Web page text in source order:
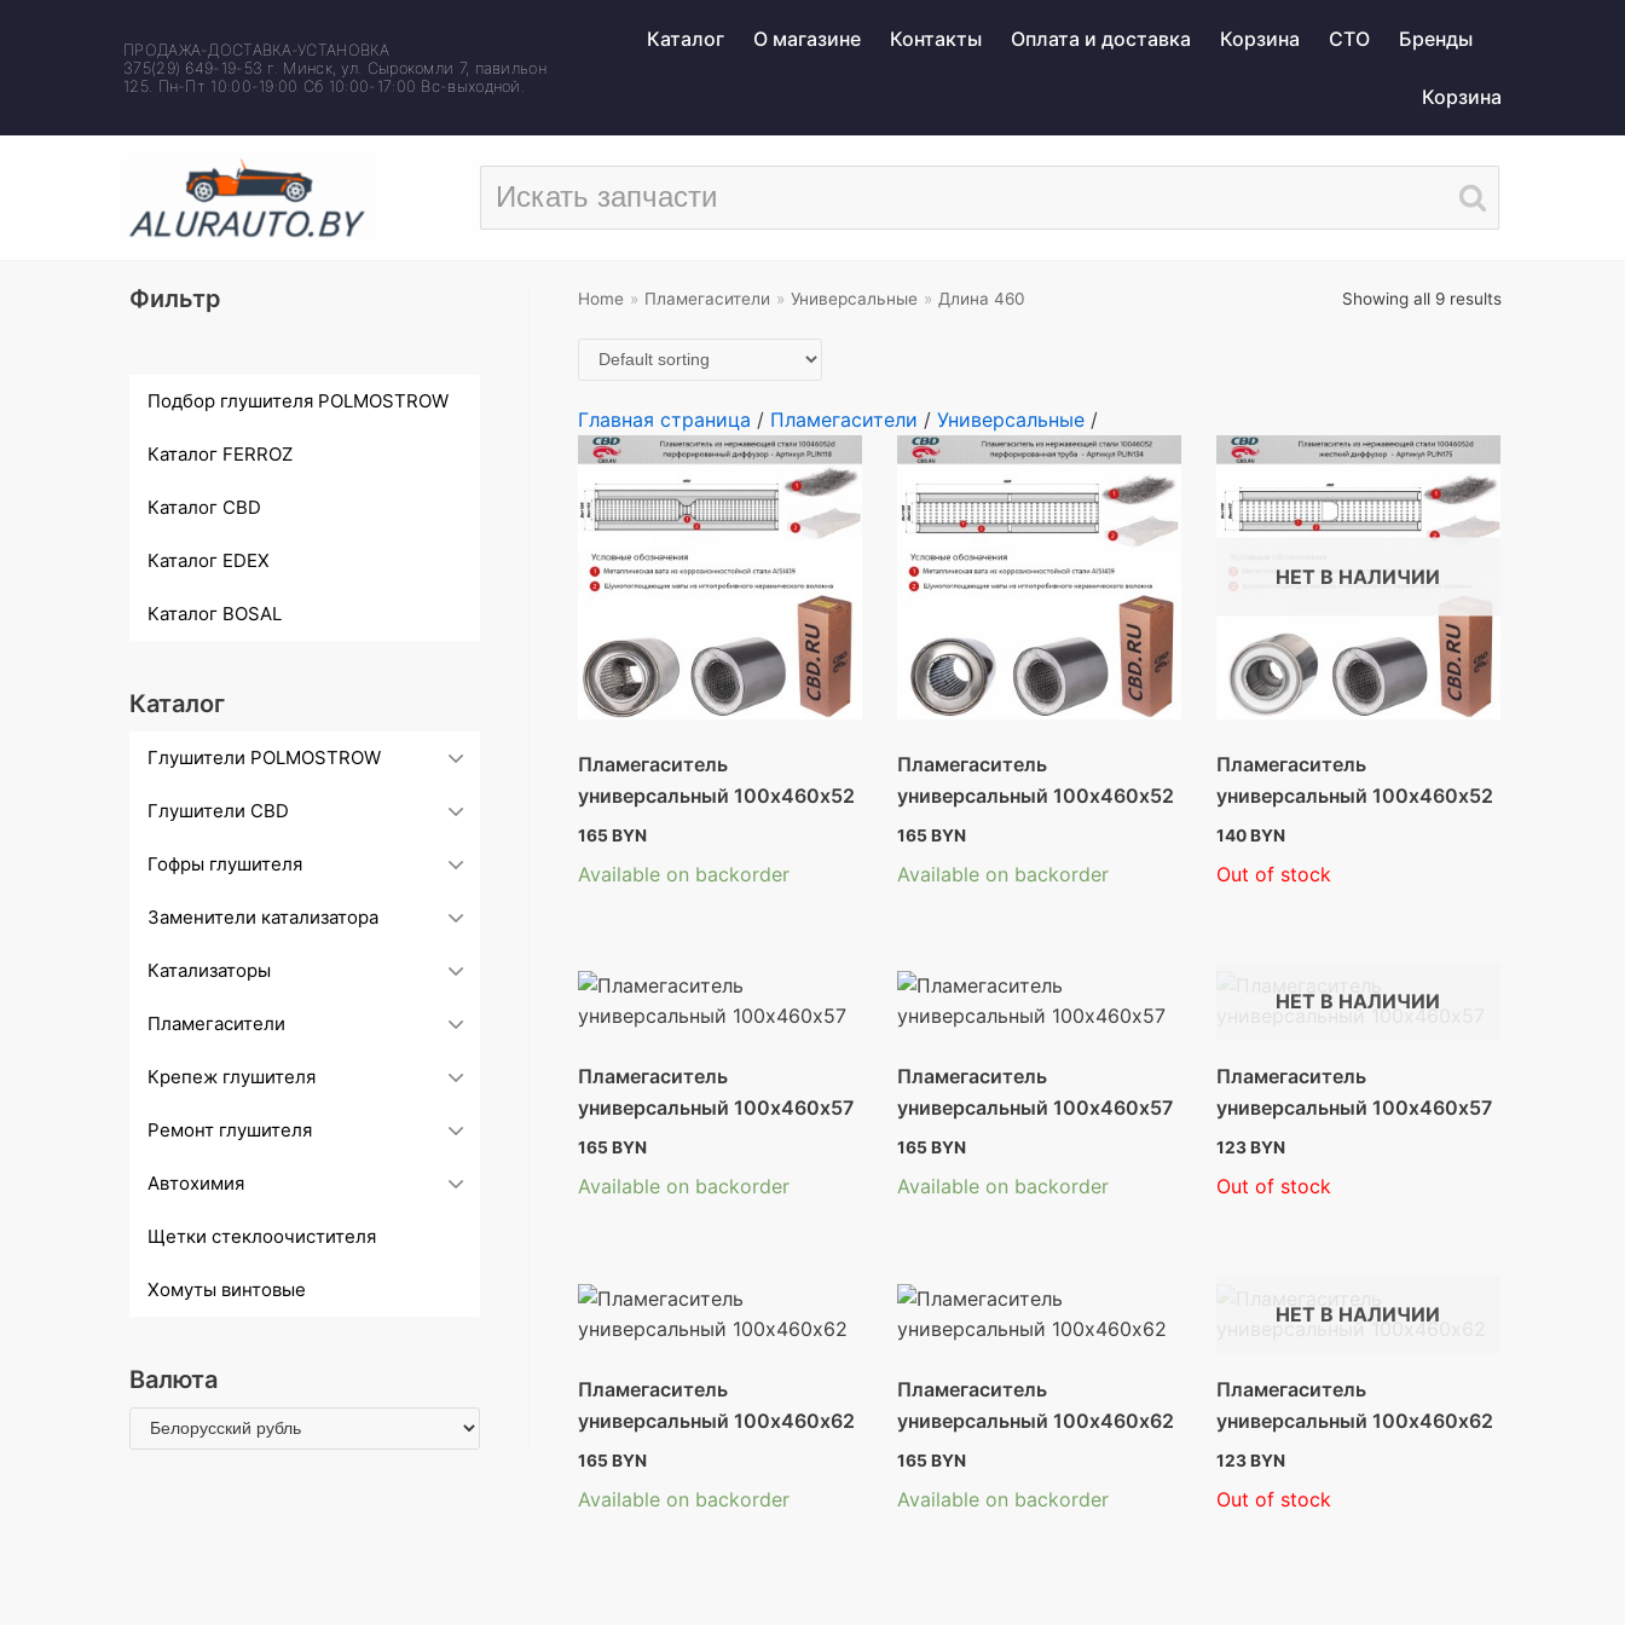
содержимому
ПРОДАЖА-ДОСТАВКА-УСТАНОВКА
375(29) 649-19-53 г. Минск, ул. Сырокомли 7, павильон
125. Пн-Пт 10:00-19:00 Сб 10:00-17:00 Вс-выходной.
Каталог О магазине Контакты Оплата и доставка Корзина СТО Бренды
Корзина
Фильтр
Подбор глушителя POLMOSTROW
Каталог FERROZ
Каталог CBD
Каталог EDEX
Каталог BOSAL
Каталог
Глушители POLMOSTROW
Глушители СBD
Гофры глушителя
Заменители катализатора
Катализаторы
Пламегасители
Крепеж глушителя
Ремонт глушителя
Автохимия
Щетки стеклоочистителя
Хомуты винтовые
Валюта
Home » Пламегасители » Универсальные » Длина 460 Showing all 9 results
Главная страница / Пламегасители / Универсальные /
Пламегаситель
универсальный 100х460х52
165BYN
Available on backorder
Пламегаситель
универсальный 100х460х52
165BYN
Available on backorder
НЕТ В НАЛИЧИИ
Пламегаситель
универсальный 100х460х52
140BYN
Out of stock
Пламегаситель
универсальный 100х460х57
165BYN
Available on backorder
Пламегаситель
универсальный 100х460х57
165BYN
Available on backorder
НЕТ В НАЛИЧИИ
Пламегаситель
универсальный 100х460х57
123BYN
Out of stock
Пламегаситель
универсальный 100х460х62
165BYN
Available on backorder
Пламегаситель
универсальный 100х460х62
165BYN
Available on backorder
НЕТ В НАЛИЧИИ
Пламегаситель
универсальный 100х460х62
123BYN
Out of stock